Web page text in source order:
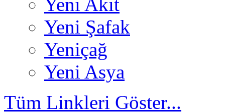
Yeni Akit
Yeni Şafak
Yeniçağ
Yeni Asya
Tüm Linkleri Göster...